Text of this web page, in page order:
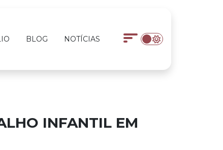
BLOG NOTÍCIAS
INFANTIL EM